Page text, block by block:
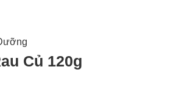
Củ 120g